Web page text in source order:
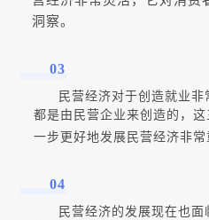
洞察。
03
民营经济对于创造就业
都是由民营企业来创造的，
一步更好地发展民营经济非常
04
民营经济的发展现在也